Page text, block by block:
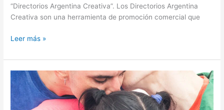
“Directorios Argentina Creativa”. Los Directorios Argentina
Creativa son una herramienta de promoción comercial que
Leer más »
TEMPORADA
PULSIÓN
2024